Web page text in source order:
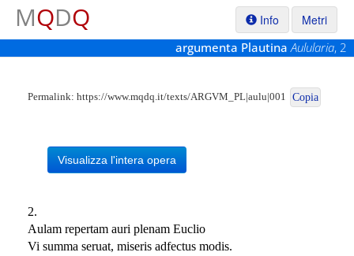
MQDQ Info
Metri
argumenta Plautina Aulularia, 2
Permalink: https://www.mqdq.it/texts/ARGVM_PL|aulu|001 Copia
Visualizza l'intera opera
2.
Aulam repertam auri plenam Euclio
Vi summa seruat, miseris adfectus modis.